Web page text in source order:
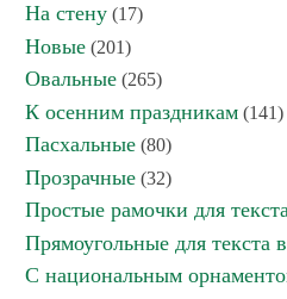
На стену (17)
Новые (201)
Овальные (265)
К осенним праздникам (141)
Пасхальные (80)
Прозрачные (32)
Простые рамочки для
Прямоугольные для текста
С национальным